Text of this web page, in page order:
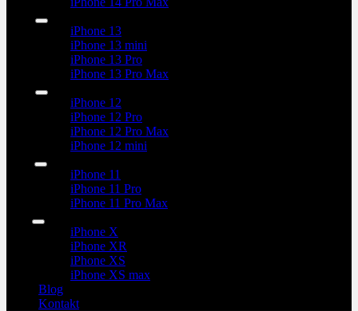
iPhone 13
iPhone 13
iPhone 13 mini
iPhone 13 Pro
iPhone 13 Pro Max
iPhone 12
iPhone 12
iPhone 12 Pro
iPhone 12 Pro Max
iPhone 12 mini
iPhone 11
iPhone 11
iPhone 11 Pro
iPhone 11 Pro Max
iPhone X
iPhone X
iPhone XR
iPhone XS
iPhone XS max
Blog
Kontakt